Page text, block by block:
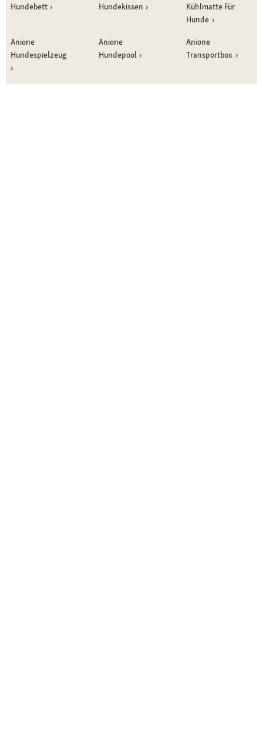
Hundebett
Hundekissen
Kühlmatte Für
Hunde
Anione
Hundespielzeug
Anione
Hundepool
Anione
Transportbox